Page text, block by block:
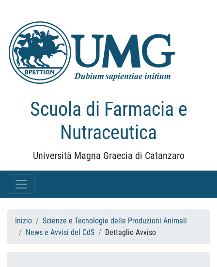
Scuola di Farmacia e
Nutraceutica
Università Magna Graecia di Catanzaro
Inizio
Scienze e Tecnologie delle Produzioni Animali
News e Avvisi del CdS
Dettaglio Avviso